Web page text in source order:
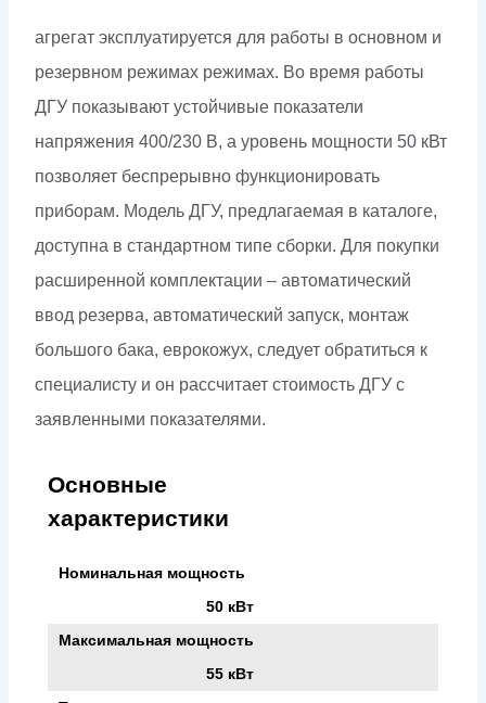
агрегат эксплуатируется для работы в основном и
резервном режимах режимах. Во время работы
ДГУ показывают устойчивые показатели
напряжения 400/230 В, а уровень мощности 50 кВт
позволяет беспрерывно функционировать
приборам. Модель ДГУ, предлагаемая в каталоге,
доступна в стандартном типе сборки. Для покупки
расширенной комплектации – автоматический
ввод резерва, автоматический запуск, монтаж
большого бака, еврокожух, следует обратиться к
специалисту и он рассчитает стоимость ДГУ с
заявленными показателями.
Основные
характеристики
Номинальная мощность
50 кВт
Максимальная мощность
55 кВт